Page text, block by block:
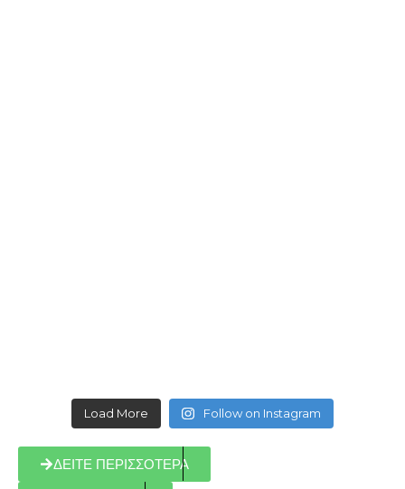
Load More Follow on Instagram
ΔΕΙΤΕ ΠΕΡΙΣΣΟΤΕΡΑ